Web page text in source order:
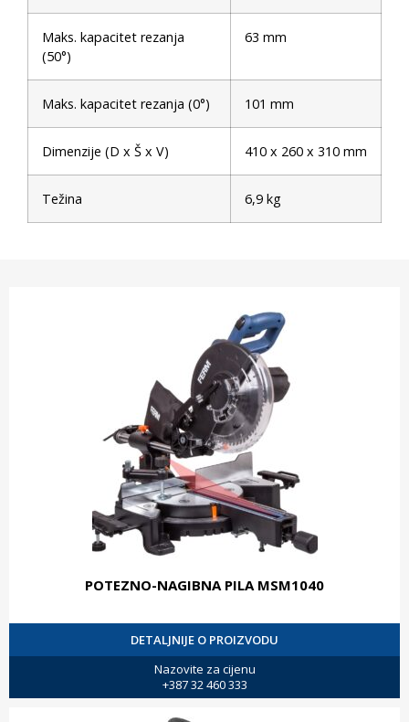
Maks. kapacitet rezanja
(50°)
63 mm
Maks. kapacitet rezanja (0°) 101 mm
Dimenzije (D x Š x V) 410 x 260 x 310 mm
Težina 6,9 kg
POTEZNO-NAGIBNA PILA MSM1040
DETALJNIJE O PROIZVODU
Nazovite za cijenu
+387 32 460 333